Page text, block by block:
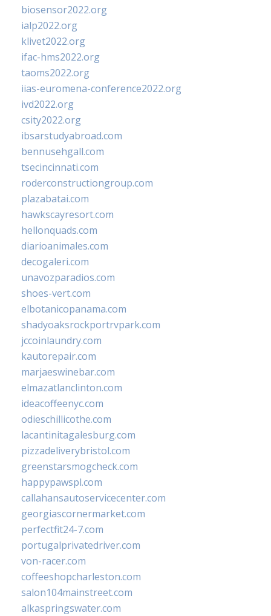
biosensor2022.org
ialp2022.org
klivet2022.org
ifac-hms2022.org
taoms2022.org
iias-euromena-conference2022.org
ivd2022.org
csity2022.org
ibsarstudyabroad.com
bennusehgall.com
tsecincinnati.com
roderconstructiongroup.com
plazabatai.com
hawkscayresort.com
hellonquads.com
diarioanimales.com
decogaleri.com
unavozparadios.com
shoes-vert.com
elbotanicopanama.com
shadyoaksrockportrvpark.com
jccoinlaundry.com
kautorepair.com
marjaeswinebar.com
elmazatlanclinton.com
ideacoffeenyc.com
odieschillicothe.com
lacantinitagalesburg.com
pizzadeliverybristol.com
greenstarsmogcheck.com
happypawspl.com
callahansautoservicecenter.com
georgiascornermarket.com
perfectfit24-7.com
portugalprivatedriver.com
von-racer.com
coffeeshopcharleston.com
salon104mainstreet.com
alkaspringswater.com